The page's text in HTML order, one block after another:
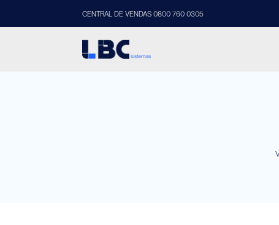
CENTRAL DE VENDAS 0800 760 0305